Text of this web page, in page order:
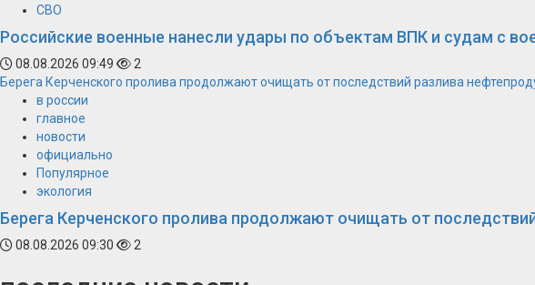
СВО
Российские военные нанесли удары по объектам ВПК и судам с
08.08.2026 09:49
2
Берега Керченского пролива продолжают очищать от последствий разлива
в россии
главное
новости
официально
Популярное
экология
Берега Керченского пролива продолжают очищать от
08.08.2026 09:30 2